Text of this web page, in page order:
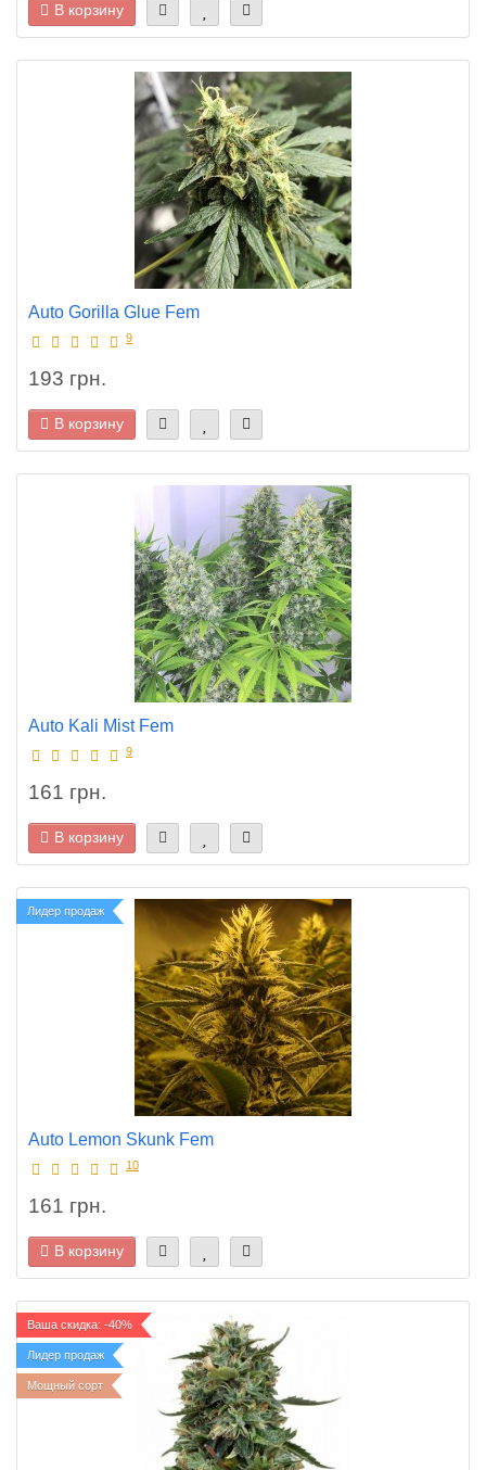
В корзину
Auto Gorilla Glue Fem
9
193 грн.
В корзину
Auto Kali Mist Fem
9
161 грн.
В корзину
Лидер продаж
Auto Lemon Skunk Fem
10
161 грн.
В корзину
Ваша скидка: -40%
Лидер продаж
Мощный сорт